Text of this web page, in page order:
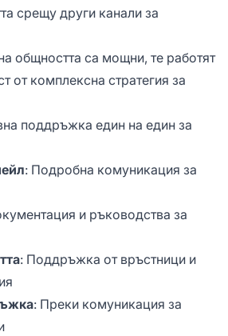
срещу други канали за
общността са мощни, те работят
от комплексна стратегия за
поддръжка един на един за
: Подробна комуникация за
и ръководства за
: Поддръжка от връстници и
: Преки комуникация за